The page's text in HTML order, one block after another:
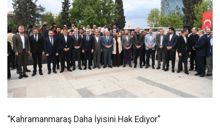
“Kahramanmaraş Daha İyisini Hak Ediyor”